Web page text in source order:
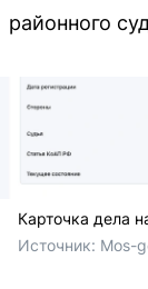
районного
Карточка дела
Источник: Mos-